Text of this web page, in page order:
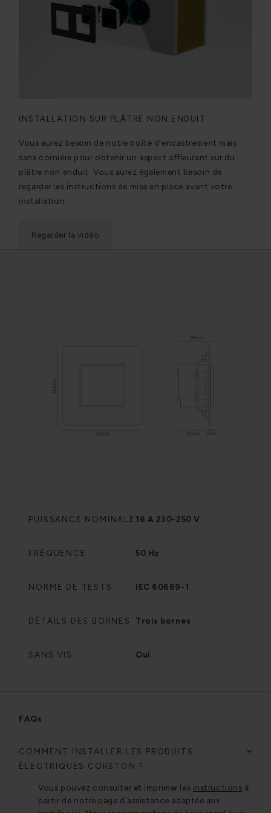
INSTALLATION SUR PLÂTRE NON ENDUIT
Vous aurez besoin de notre boîte d'encastrement mais
sans cornière pour obtenir un aspect affleurant sur du
plâtre non enduit. Vous aurez également besoin de
regarder les instructions de mise en place avant votre
installation.
Regarder la vidéo
PUISSANCE NOMINALE 16 A 230-250 V
FRÉQUENCE 50 Hz
NORME DE TESTS IEC 60669-1
DÉTAILS DES BORNES Trois bornes
SANS VIS Oui
FAQs
COMMENT INSTALLER LES PRODUITS
ÉLECTRIQUES CORSTON ?
Vous pouvez consulter et imprimer les instructions à
partir de notre page d'assistance adaptée aux